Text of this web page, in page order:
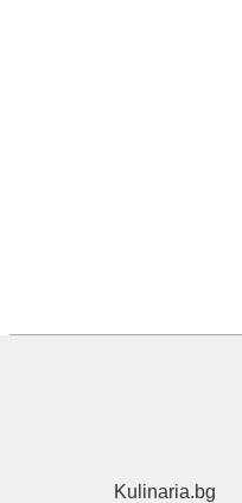
Kulinaria.bg